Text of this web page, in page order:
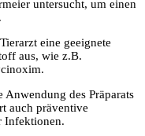
untersucht, um einen
eine geeignete
aus, wie z.B.
des Präparats
auch präventive
Infektionen.